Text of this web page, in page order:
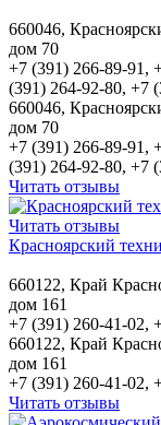
660046,
дом 70
+7 (391) 266-89-91,
(391) 264-92-80, +7
660046,
дом 70
+7 (391) 266-89-91,
(391) 264-92-80, +7
Читать отзывы
Читать отзывы
Красноярский
660122, Край
дом 161
+7 (391) 260-41-02,
660122, Край
дом 161
+7 (391) 260-41-02,
Читать отзывы